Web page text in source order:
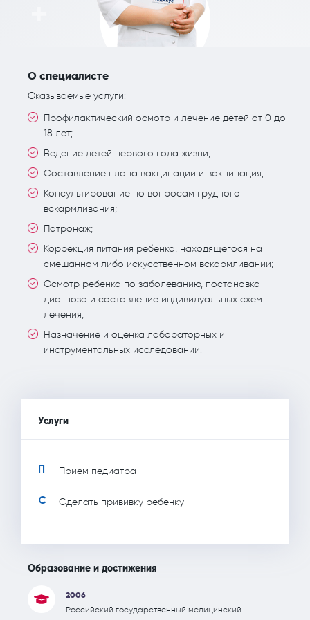
О специалисте
Оказываемые услуги:
Профилактический осмотр и лечение детей от 0 до
18 лет;
Ведение детей первого года жизни;
Составление плана вакцинации и вакцинация;
Консультирование по вопросам грудного
вскармливания;
Патронаж;
Коррекция питания ребенка, находящегося на
смешанном либо искусственном вскармливании;
Осмотр ребенка по заболеванию, постановка
диагноза и составление индивидуальных схем
лечения;
Назначение и оценка лабораторных и
инструментальных исследований.
Услуги
П Прием педиатра
С Сделать прививку ребенку
Образование и достижения
2006
Российский государственный медицинский